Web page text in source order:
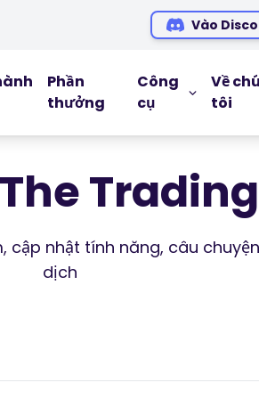
Vào
Phần
thưởng
Công
cụ
CÔNG CỤ
Blog
Ebooks
Hội thảo
Về
tôi
cập nhật tính năng, câu
dịch